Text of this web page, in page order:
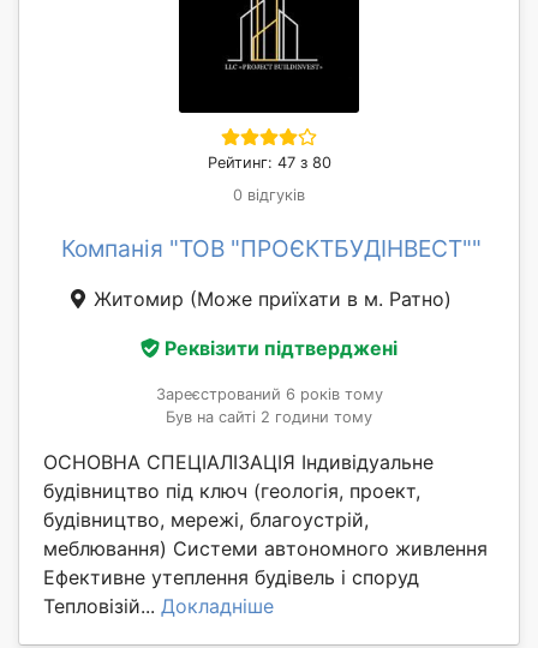
Рейтинг: 47 з 80
0 відгуків
Компанія "ТОВ "ПРОЄКТБУДІНВЕСТ""
Житомир (Може приїхати в м. Ратно)
Реквізити підтверджені
Зареєстрований 6 років тому
Був на сайті 2 години тому
ОСНОВНА СПЕЦІАЛІЗАЦІЯ Індивідуальне
будівництво під ключ (геологія, проект,
будівництво, мережі, благоустрій,
меблювання) Системи автономного живлення
Ефективне утеплення будівель і споруд
Тепловізій... Докладніше